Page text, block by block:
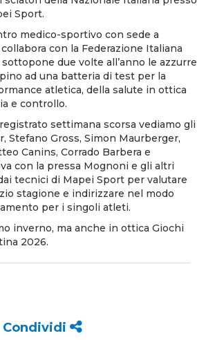
Sport.
medico-sportivo con sede a
con la Federazione Italiana
sottopone due volte all’anno le azzurre
ad una batteria di test per la
atletica, della salute in ottica
e controllo.
settimana scorsa vediamo gli
Stefano Gross, Simon Maurberger,
Canins, Corrado Barbera e
con la pressa Mognoni e gli altri
tecnici di Mapei Sport per valutare
stagione e indirizzare nel modo
per i singoli atleti.
inverno, ma anche in ottica Giochi
2026.
Condividi